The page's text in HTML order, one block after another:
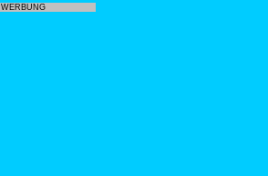
WERBUNG